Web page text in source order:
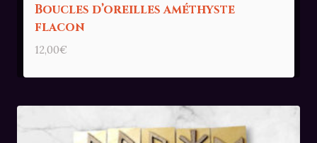
Boucles d’oreilles améthyste
flacon
12,00€